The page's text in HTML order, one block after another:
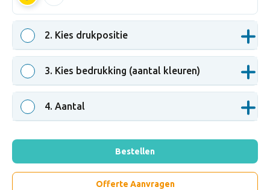
2. Kies drukpositie
3. Kies bedrukking (aantal kleuren)
4. Aantal
Bestellen
Offerte Aanvragen